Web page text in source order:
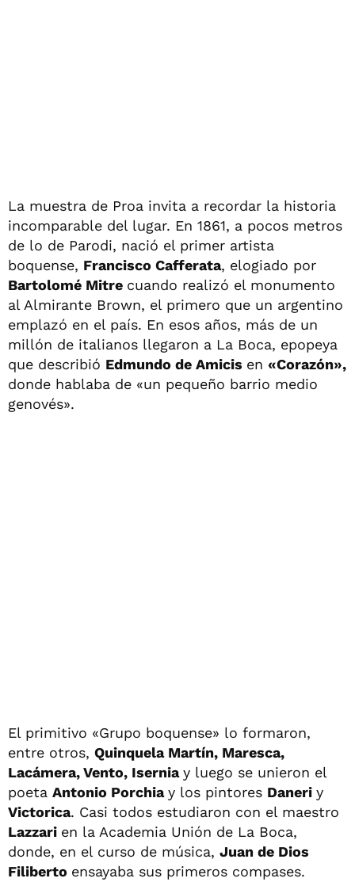
La muestra de Proa invita a recordar la historia
incomparable del lugar. En 1861, a pocos metros
de lo de Parodi, nació el primer artista
boquense, Francisco Cafferata, elogiado por
Bartolomé Mitre cuando realizó el monumento
al Almirante Brown, el primero que un argentino
emplazó en el país. En esos años, más de un
millón de italianos llegaron a La Boca, epopeya
que describió Edmundo de Amicis en «Corazón»,
donde hablaba de «un pequeño barrio medio
genovés».
El primitivo «Grupo boquense» lo formaron,
entre otros, Quinquela Martín, Maresca,
Lacámera, Vento, Iserniay luego se unieron el
poeta Antonio Porchiay los pintores Daneri y
Victorica. Casi todos estudiaron con el maestro
Lazzari en la Academia Unión de La Boca,
donde, en el curso de música, Juan de Dios
Filiberto ensayaba sus primeros compases.